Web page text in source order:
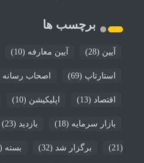
برچسب ها
آیین (28) آیین معارفه (10)
استارتاپ (69) اصحاب رسانه
اقتصاد (13) اپلیکیشن (10)
بازار سرمایه (18) بازدید (23)
(21) برگزار شد (32) بسته (9)